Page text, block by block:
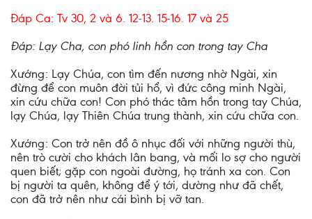
Ðáp Ca: Tv 30, 2 và 6. 12-13. 15-16. 17 và 25
Ðáp: Lạy Cha, con phó linh hồn con trong tay Cha
Xướng: Lạy Chúa, con tìm đến nương nhờ Ngài, xin
đừng để con muôn đời tủi hổ, vì đức công minh Ngài,
xin cứu chữa con! Con phó thác tâm hồn trong tay Chúa,
lạy Chúa, lạy Thiên Chúa trung thành, xin cứu chữa con.
Xướng: Con trở nên đồ ô nhục đối với những người thù,
nên trò cười cho khách lân bang, và mối lo sợ cho người
quen biết; gặp con ngoài đường, họ tránh xa con. Con
bị người ta quên, không để ý tới, dường như đã chết,
con đã trở nên như cái bình bị vỡ tan.